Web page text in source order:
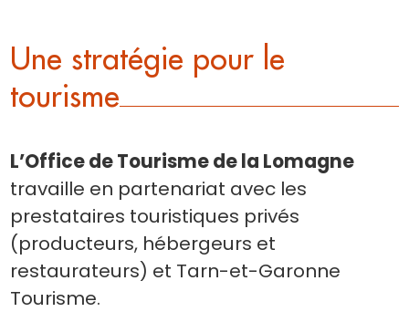
Une stratégie pour le
tourisme
L’Office de Tourisme de la Lomagne
travaille en partenariat avec les
prestataires touristiques privés
(producteurs, hébergeurs et
restaurateurs) et Tarn-et-Garonne
Tourisme.